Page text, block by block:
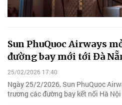
Sun PhuQuoc Airways
đường bay mới tới Đà
25/02/2026 17:40
Ngày 25/2/2026, Sun PhuQuoc
trương các đường bay kết nối Hà